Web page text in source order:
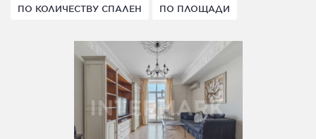
ПО КОЛИЧЕСТВУ СПАЛЕН ПО ПЛОЩАДИ